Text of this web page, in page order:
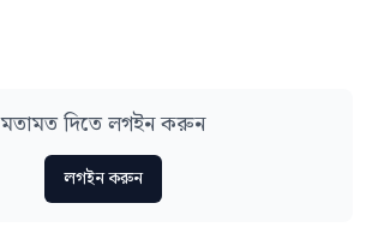
মতামত দিতে লগইন করুন
লগইন করুন